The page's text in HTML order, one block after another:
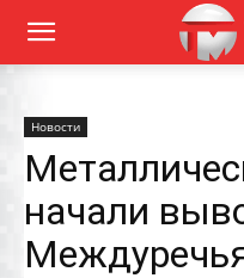
Новости
начали